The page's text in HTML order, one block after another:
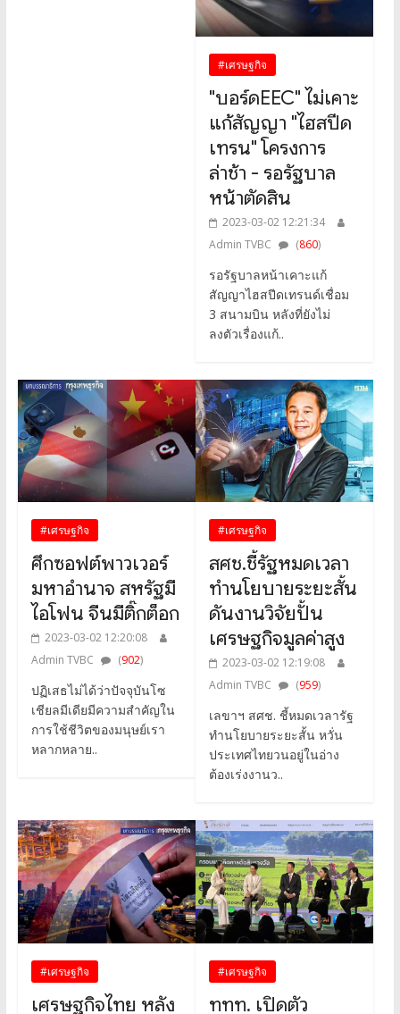
#เศรษฐกิจ
"บอร์ดEEC" ไม่เคาะ
แก้สัญญา "ไฮสปีด
เทรน" โครงการ
ล่าช้า - รอรัฐบาล
หน้าตัดสิน
2023-03-02 12:21:34
Admin TVBC
(860)
รอรัฐบาลหน้าเคาะแก้
สัญญาไฮสปีดเทรนด์เชื่อม
3 สนามบิน หลังที่ยังไม่
ลงตัวเรื่องแก้..
#เศรษฐกิจ
ศึกซอฟต์พาวเวอร์
มหาอำนาจ สหรัฐมี
ไอโฟน จีนมีติ๊กต็อก
2023-03-02 12:20:08
Admin TVBC
(902)
ปฏิเสธไม่ได้ว่าปัจจุบันโซ
เชียลมีเดียมีความสำคัญใน
การใช้ชีวิตของมนุษย์เรา
หลากหลาย..
#เศรษฐกิจ
สศช.ชี้รัฐหมดเวลา
ทำนโยบายระยะสั้น
ดันงานวิจัยปั้น
เศรษฐกิจมูลค่าสูง
2023-03-02 12:19:08
Admin TVBC
(959)
เลขาฯ สศช. ชี้หมดเวลารัฐ
ทำนโยบายระยะสั้น หวั่น
ประเทศไทยวนอยู่ในอ่าง
ต้องเร่งงานว..
#เศรษฐกิจ
เศรษฐกิจไทย หลัง
#เศรษฐกิจ
ททท. เปิดตัว